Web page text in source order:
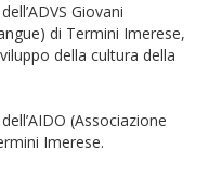
Giovani
di Termini Imerese,
della cultura della
(Associazione
Imerese.